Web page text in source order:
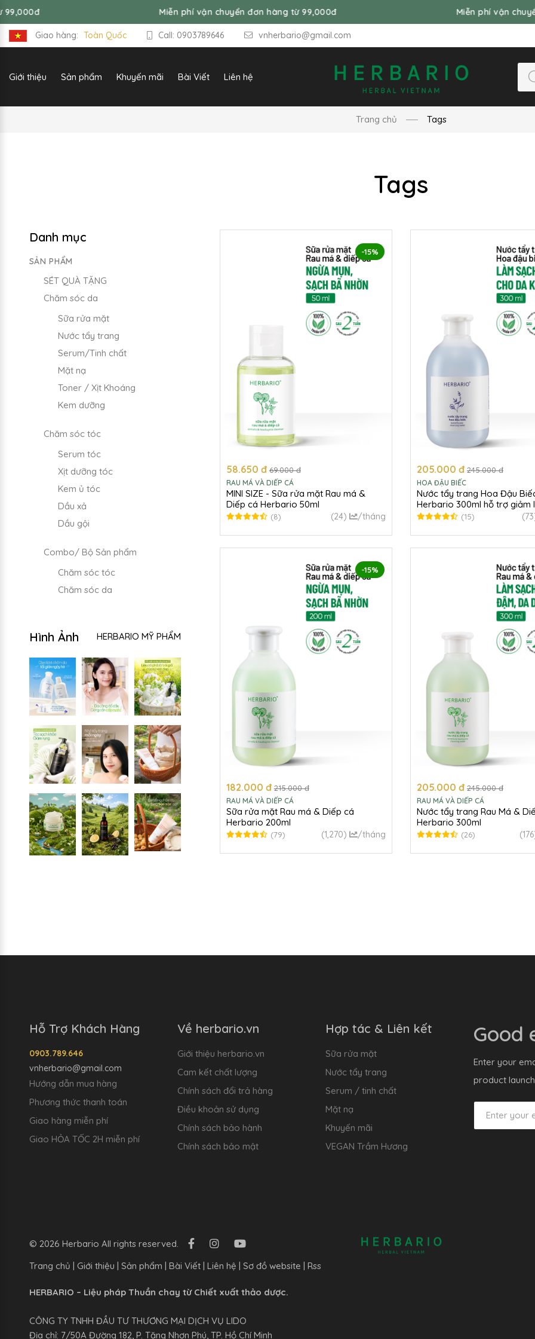
Miễn phí vận chuyển đơn hàng từ 99,000đ Miễn phí vận
Giao hàng: Toàn Quốc Call: 0903789646 vnherbario@gmail.com
Giới thiệu Sản phẩm Khuyến mãi Bài Viết Liên hệ
Trang chủ Tags
Tags
Danh mục
SẢN PHẨM
SÉT QUÀ TẶNG
Chăm sóc da
Sữa rửa mặt
Nước tẩy trang
Serum/Tinh chất
Mặt nạ
Toner / Xịt Khoáng
Kem dưỡng
Chăm sóc tóc
Serum tóc
Xịt dưỡng tóc
Kem ủ tóc
Dầu xả
Dầu gội
Combo/ Bộ Sản phẩm
Chăm sóc tóc
Chăm sóc da
Hình Ảnh HERBARIO MỸ PHẨM
-15%
58.650 đ 69.000 đ
RAU MÁ VÀ DIẾP CÁ
MINI SIZE - Sữa rửa mặt Rau má &
Diếp cá Herbario 50ml
(8) (24) /tháng
205.000 đ 245.000 đ
HOA ĐẬU BIẾC
Nước tẩy trang Hoa Đậu
Herbario 300ml hỗ trợ giảm
da
(15)
-15%
182.000 đ 215.000 đ
RAU MÁ VÀ DIẾP CÁ
Sữa rửa mặt Rau má & Diếp cá
Herbario 200ml
(79) (1,270) /tháng
205.000 đ 245.000 đ
RAU MÁ VÀ DIẾP CÁ
Nước tẩy trang Rau Má &
Herbario 300ml
(26)
Hỗ Trợ Khách Hàng
0903.789.646
vnherbario@gmail.com
Hướng dẫn mua hàng
Phương thức thanh toán
Giao hàng miễn phí
Giao HỎA TỐC 2H miễn phí
Về herbario.vn
Giới thiệu herbario.vn
Cam kết chất lượng
Chính sách đổi trả hàng
Điều khoản sử dụng
Chính sách bảo hành
Chính sách bảo mật
Hợp tác & Liên kết
Sữa rửa mặt
Nước tẩy trang
Serum / tinh chất
Mặt nạ
Khuyến mãi
VEGAN Trầm Hương
Good
Enter your
product
© 2026 Herbario All rights reserved.
Trang chủ
Giới thiệu Sản phẩm Bài Viết| Liên hệ Sơ đồ website Rss
HERBARIO – Liệu pháp Thuần chay từ Chiết xuất thảo dược.
CÔNG TY TNHH ĐẦU TƯ THƯƠNG MẠI DỊCH VỤ LIDO
Địa chỉ: 7/50A Đường 182, P. Tăng Nhơn Phú, TP. Hồ Chí Minh